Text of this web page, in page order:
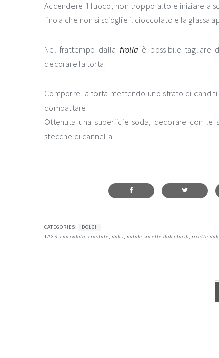
Accendere il fuoco, non troppo alto e iniziare a
fino a che non si scioglie il cioccolato e la glassa
Nel frattempo dalla frolla è possibile tagliare
decorare la torta.
Comporre la torta mettendo uno strato di
compattare.
Ottenuta una superficie soda, decorare con
stecche di cannella.
CATEGORIES:
DOLCI
TAGS: cioccolato, crostate, dolci, natale, ricette dolci facili, ricette